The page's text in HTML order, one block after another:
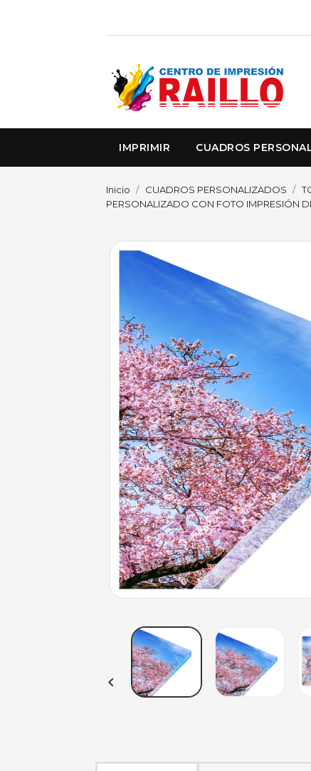
IMPRIMIR CUADROS
Inicio CUADROS PERSONALIZADOS
PERSONALIZADO CON FOTO IMPRESIÓN
